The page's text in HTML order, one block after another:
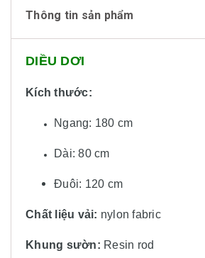
Thông tin sản phẩm
DIỀU DƠI
Kích thước:
Ngang: 180 cm
Dài: 80 cm
Đuôi: 120 cm
Chất liệu vải: nylon fabric
Khung sườn: Resin rod